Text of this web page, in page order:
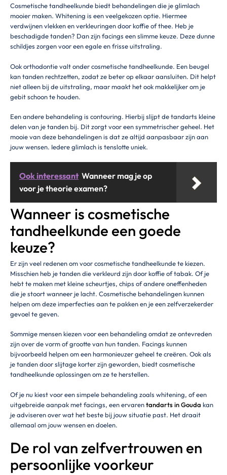
Cosmetische tandheelkunde biedt behandelingen die je glimlach
mooier maken. Whitening is een veelgekozen optie. Hiermee
verdwijnen vlekken en verkleuringen door koffie of thee. Heb je
beschadigde tanden? Dan zijn facings een slimme keuze. Deze dunne
schildjes zorgen voor een egale en frisse uitstraling.
Ook orthodontie valt onder cosmetische tandheelkunde. Een beugel
kan tanden rechtzetten, zodat ze beter op elkaar aansluiten. Dit helpt
niet alleen bij de uitstraling, maar maakt het ook makkelijker om je
gebit schoon te houden.
Een andere behandeling is contouring. Hierbij slijpt de tandarts kleine
delen van je tanden bij. Dit zorgt voor een symmetrischer geheel. Het
mooie van deze behandelingen is dat ze altijd aanpasbaar zijn aan
jouw wensen. Iedere glimlach is tenslotte uniek.
Ook interessant Wanneer mag je op
voor je theorie examen?
Wanneer is cosmetische
tandheelkunde een goede
keuze?
Er zijn veel redenen om voor cosmetische tandheelkunde te kiezen.
Misschien heb je tanden die verkleurd zijn door koffie of tabak. Of je
hebt te maken met kleine scheurtjes, chips of andere oneffenheden
die je stoort wanneer je lacht. Cosmetische behandelingen kunnen
helpen om deze imperfecties aan te pakken en je een zelfverzekerder
gevoel te geven.
Sommige mensen kiezen voor een behandeling omdat ze ontevreden
zijn over de vorm of grootte van hun tanden. Facings kunnen
bijvoorbeeld helpen om een harmonieuzer geheel te creëren. Ook als
je tanden door slijtage korter zijn geworden, biedt cosmetische
tandheelkunde oplossingen om ze te herstellen.
Of je nu kiest voor een simpele behandeling zoals whitening, of een
uitgebreide aanpak met facings, een ervarentandarts in Gouda kan
je adviseren over wat het beste bij jouw situatie past. Het draait
allemaal om jouw wensen en doelen.
De rol van zelfvertrouwen en
persoonlijke voorkeur